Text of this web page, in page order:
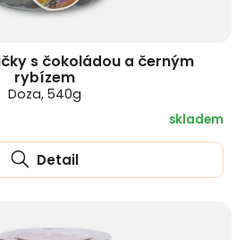
s čokoládou a černým
rybízem
Doza, 540g
skladem
Detail